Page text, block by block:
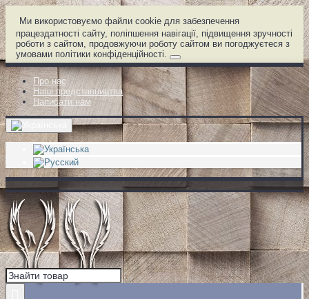
Ми використовуємо файли cookie для забезпечення
працездатності сайту, поліпшення навігації, підвищення зручності
роботи з сайтом, продовжуючи роботу сайтом ви погоджуєтеся з
умовами політики конфіденційності.
Про нас
Наші представництва
Написати нам